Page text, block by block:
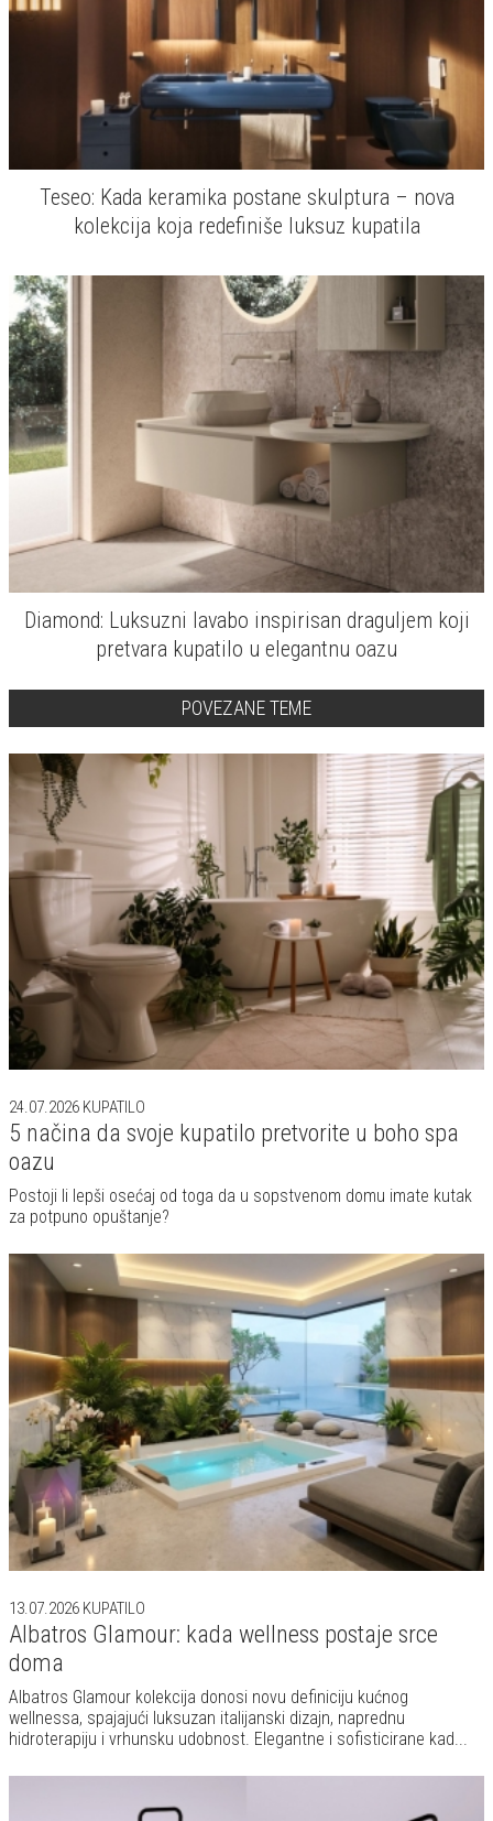
Teseo: Kada keramika postane skulptura – nova
kolekcija koja redefiniše luksuz kupatila
Diamond: Luksuzni lavabo inspirisan draguljem koji
pretvara kupatilo u elegantnu oazu
POVEZANE TEME
24.07.2026 KUPATILO
5 načina da svoje kupatilo pretvorite u boho spa
oazu
Postoji li lepši osećaj od toga da u sopstvenom domu imate kutak
za potpuno opuštanje?
13.07.2026 KUPATILO
Albatros Glamour: kada wellness postaje srce
doma
Albatros Glamour kolekcija donosi novu definiciju kućnog
wellnessa, spajajući luksuzan italijanski dizajn, naprednu
hidroterapiju i vrhunsku udobnost. Elegantne i sofisticirane kad...